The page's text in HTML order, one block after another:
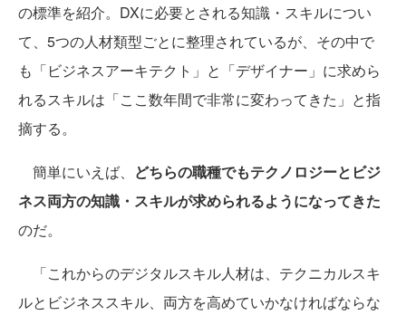
の標準を紹介。DXに必要とされる知識・スキルについ
て、5つの人材類型ごとに整理されているが、その中で
も「ビジネスアーキテクト」と「デザイナー」に求めら
れるスキルは「ここ数年間で非常に変わってきた」と指
摘する。
簡単にいえば、 どちらの職種でもテクノロジーとビジ
ネス両方の知識・スキルが求められるようになってきた
のだ。
「これからのデジタルスキル人材は、テクニカルスキ
ルとビジネススキル、両方を高めていかなければならな